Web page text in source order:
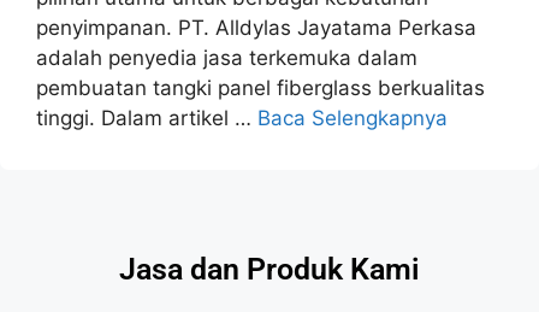
penyimpanan. PT. Alldylas Jayatama Perkasa
adalah penyedia jasa terkemuka dalam
pembuatan tangki panel fiberglass berkualitas
tinggi. Dalam artikel … Baca Selengkapnya
Jasa dan Produk Kami